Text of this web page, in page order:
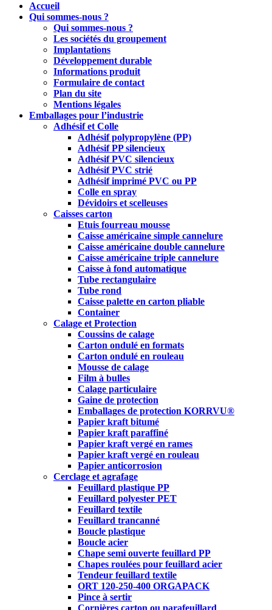
Accueil
Qui sommes-nous ?
Qui sommes-nous ?
Les sociétés du groupement
Implantations
Développement durable
Informations produit
Formulaire de contact
Plan du site
Mentions légales
Emballages pour l’industrie
Adhésif et Colle
Adhésif polypropylène (PP)
Adhésif PP silencieux
Adhésif PVC silencieux
Adhésif PVC strié
Adhésif imprimé PVC ou PP
Colle en spray
Dévidoirs et scelleuses
Caisses carton
Etuis fourreau mousse
Caisse américaine simple cannelure
Caisse américaine double cannelure
Caisse américaine triple cannelure
Caisse à fond automatique
Tube rectangulaire
Tube rond
Caisse palette en carton pliable
Container
Calage et Protection
Coussins de calage
Carton ondulé en formats
Carton ondulé en rouleau
Mousse de calage
Film à bulles
Calage particulaire
Gaine de protection
Emballages de protection KORRVU®
Papier kraft bitumé
Papier kraft paraffiné
Papier kraft vergé en rames
Papier kraft vergé en rouleau
Papier anticorrosion
Cerclage et agrafage
Feuillard plastique PP
Feuillard polyester PET
Feuillard textile
Feuillard trancanné
Boucle plastique
Boucle acier
Chape semi ouverte feuillard PP
Chapes roulées pour feuillard acier
Tendeur feuillard textile
ORT 120-250-400 ORGAPACK
Pince à sertir